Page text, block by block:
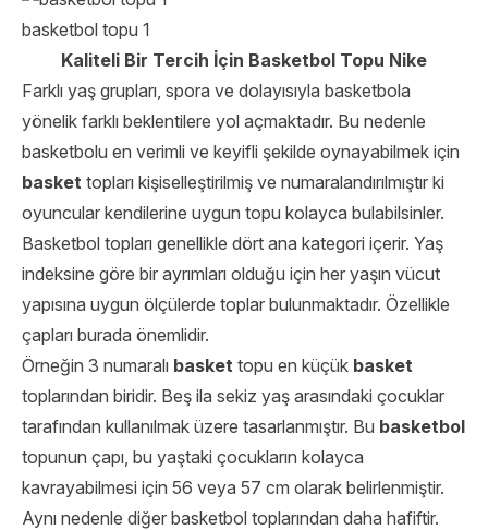
basketbol topu 1
Kaliteli Bir Tercih İçin Basketbol Topu Nike
Farklı yaş grupları, spora ve dolayısıyla basketbola
yönelik farklı beklentilere yol açmaktadır. Bu nedenle
basketbolu en verimli ve keyifli şekilde oynayabilmek için
basket topları kişiselleştirilmiş ve numaralandırılmıştır ki
oyuncular kendilerine uygun topu kolayca bulabilsinler.
Basketbol topları genellikle dört ana kategori içerir. Yaş
indeksine göre bir ayrımları olduğu için her yaşın vücut
yapısına uygun ölçülerde toplar bulunmaktadır. Özellikle
çapları burada önemlidir.
Örneğin 3 numaralı basket topu en küçük basket
toplarından biridir. Beş ila sekiz yaş arasındaki çocuklar
tarafından kullanılmak üzere tasarlanmıştır. Bu basketbol
topunun çapı, bu yaştaki çocukların kolayca
kavrayabilmesi için 56 veya 57 cm olarak belirlenmiştir.
Aynı nedenle diğer basketbol toplarından daha hafiftir.